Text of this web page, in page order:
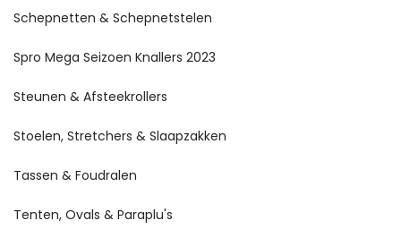
Schepnetten & Schepnetstelen
Spro Mega Seizoen Knallers 2023
Steunen & Afsteekrollers
Stoelen, Stretchers & Slaapzakken
Tassen & Foudralen
Tenten, Ovals & Paraplu's